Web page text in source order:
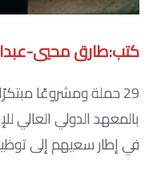
كتب:طارق محيي-
29 حملة ومشروعًا
في إطار سعيهم إلى